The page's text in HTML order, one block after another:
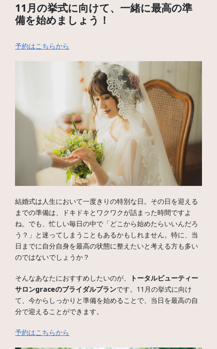
11月の挙式に向けて、一緒に最高の準
備を始めましょう！
予約はこちらから
結婚式は人生において一度きりの特別な日。その日を迎える
までの準備は、ドキドキとワクワクが詰まった時間ですよ
ね。でも、忙しい毎日の中で「どこから始めたらいいんだろ
う？」と迷ってしまうこともあるかもしれません。特に、当
日までに自分自身を最高の状態に整えたいと考える方も多い
のではないでしょうか？
そんなあなたにおすすめしたいのが、
トータルビューティー
サロンgraceのブライダルプランです。11月の挙式に向け
て、今からしっかりと準備を始めることで、当日を最高の自
分で迎えることができます。
予約はこちらから